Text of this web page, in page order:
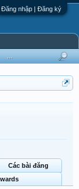
Đăng nhập | Đăng ký
Các bài đăng